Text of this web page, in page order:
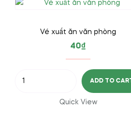
Vé xuất ăn văn phòng
40₫
ADD TO CART
Quick View